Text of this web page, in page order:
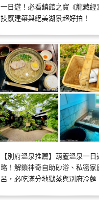
一日遊！必看鎮館之寶《龍藏經
技感建築與絕美湖景超好拍！
【別府溫泉推薦】葫蘆溫泉一日
略！解鎖神奇自助砂浴、私密家
呂，必吃滿分地獄蒸與別府冷麵